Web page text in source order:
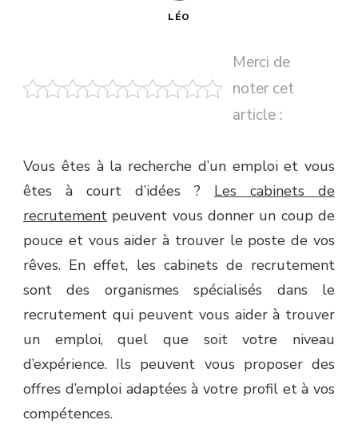
LÉO
Merci de
noter cet
article :
Vous êtes à la recherche d’un emploi et vous
êtes à court d’idées ? Les cabinets de
recrutement peuvent vous donner un coup de
pouce et vous aider à trouver le poste de vos
rêves. En effet, les cabinets de recrutement
sont des organismes spécialisés dans le
recrutement qui peuvent vous aider à trouver
un emploi, quel que soit votre niveau
d’expérience. Ils peuvent vous proposer des
offres d’emploi adaptées à votre profil et à vos
compétences.